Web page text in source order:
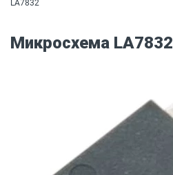
LA7832
Микросхема LA7832